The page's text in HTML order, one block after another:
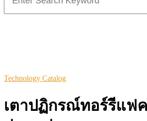
Technology Catalog
เตาปฏิกรณ์ทอร์รีแฟ